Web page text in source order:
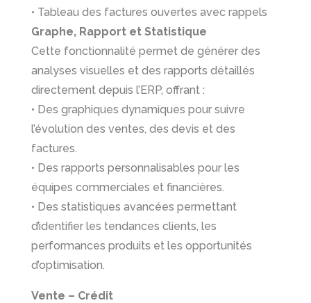
• Tableau des factures ouvertes avec rappels
Graphe, Rapport et Statistique
Cette fonctionnalité permet de générer des
analyses visuelles et des rapports détaillés
directement depuis l’ERP, offrant :
• Des graphiques dynamiques pour suivre
l’évolution des ventes, des devis et des
factures.
• Des rapports personnalisables pour les
équipes commerciales et financières.
• Des statistiques avancées permettant
d’identifier les tendances clients, les
performances produits et les opportunités
d’optimisation.
Vente – Crédit